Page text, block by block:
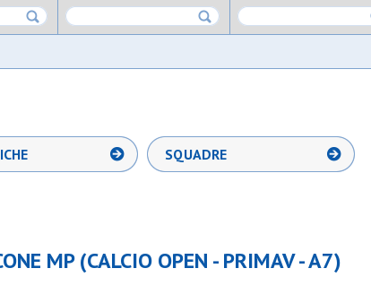
SQUADRE
MP (CALCIO OPEN - PRIMAV - A7)